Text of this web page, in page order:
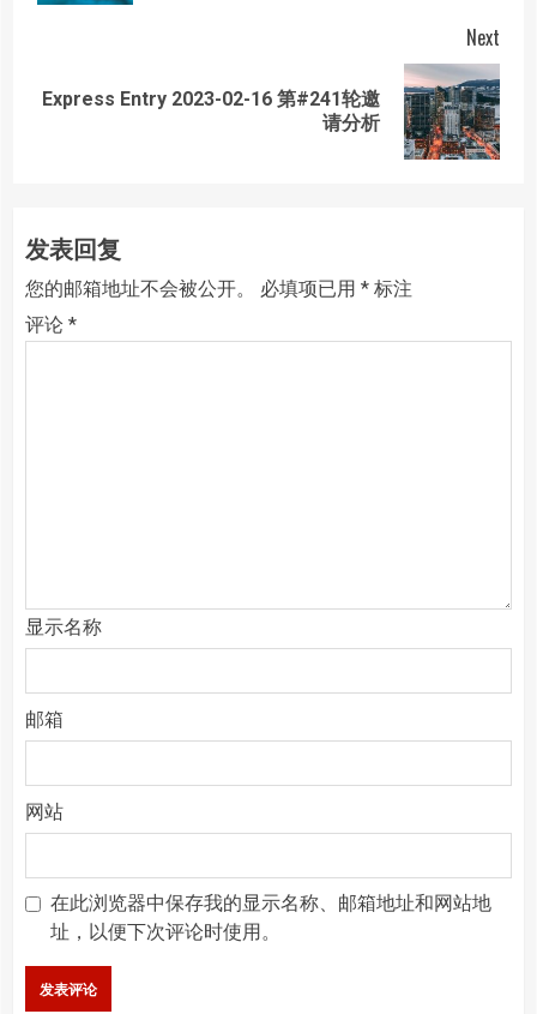
Next
Next
Express Entry 2023-02-16 第#241轮邀
请分析
发表回复
您的邮箱地址不会被公开。 必填项已用 * 标注
评论 *
显示名称
邮箱
网站
在此浏览器中保存我的显示名称、邮箱地址和网站地
址，以便下次评论时使用。